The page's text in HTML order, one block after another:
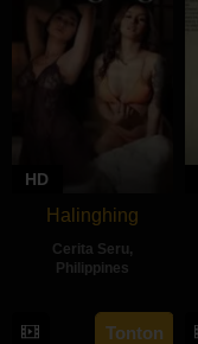
HD
Halinghing
Cerita Seru,
Philippines
18
Oct
Jaque
Carlos
Tonton